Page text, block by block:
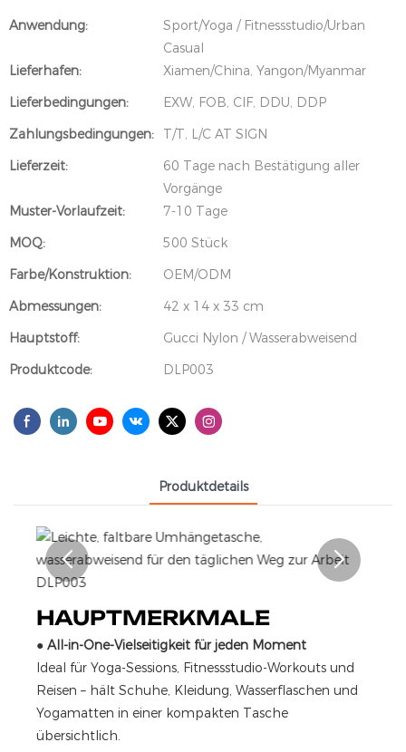
Anwendung:
Sport/Yoga / Fitnessstudio/Urban
Casual
Lieferhafen:
Xiamen/China, Yangon/Myanmar
Lieferbedingungen:
EXW, FOB, CIF, DDU, DDP
Zahlungsbedingungen:
T/T, L/C AT SIGN
Lieferzeit:
60 Tage nach Bestätigung aller
Vorgänge
Muster-Vorlaufzeit:
7-10 Tage
MOQ:
500 Stück
Farbe/Konstruktion:
OEM/ODM
Abmessungen:
42 x 14 x 33 cm
Hauptstoff:
Gucci Nylon / Wasserabweisend
Produktcode:
DLP003
Produktdetails
HAUPTMERKMALE
● All-in-One-Vielseitigkeit für jeden Moment
Ideal für Yoga-Sessions, Fitnessstudio-Workouts und
Reisen – hält Schuhe, Kleidung, Wasserflaschen und
Yogamatten in einer kompakten Tasche
übersichtlich.